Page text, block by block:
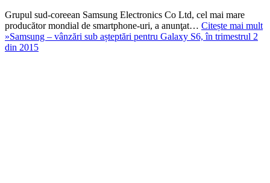
Grupul sud-coreean Samsung Electronics Co Ltd, cel mai mare
producător mondial de smartphone-uri, a anunţat… Citește mai mult
»Samsung – vânzări sub așteptări pentru Galaxy S6, în trimestrul 2
din 2015